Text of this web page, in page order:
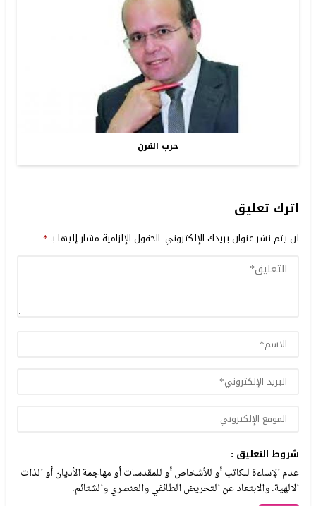
حرب القرن
اترك تعليق
لن يتم نشر عنوان بريدك الإلكتروني. الحقول الإلزامية مشار إليها بـ*
شروط التعليق :
عدم الإساءة للكاتب أو للأشخاص أو للمقدسات أو مهاجمة الأديان أو الذات
الالهية. والابتعاد عن التحريض الطائفي والعنصري والشتائم.